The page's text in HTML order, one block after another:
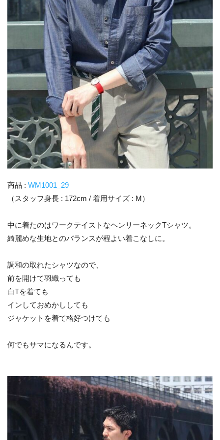
商品 : WM1001_29
（スタッフ身長 : 172cm / 着用サイズ : M）
中に着たのはワークテイストなヘンリーネックTシャツ。
綺麗めな生地とのバランスが程よい着こなしに。
調和の取れたシャツなので、
前を開けて羽織っても
白Tを着ても
インしておめかししても
ジャケットを着て格好つけても
何でもサマになるんです。